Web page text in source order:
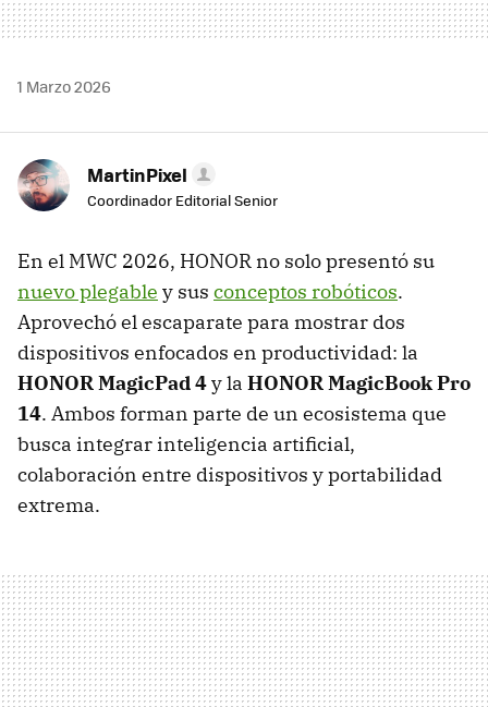
1 Marzo 2026
MartinPixel
Coordinador Editorial Senior
En el MWC 2026, HONOR no solo presentó su
nuevo plegable y sus conceptos robóticos.
Aprovechó el escaparate para mostrar dos
dispositivos enfocados en productividad: la
HONOR MagicPad 4y la HONOR MagicBook Pro
14. Ambos forman parte de un ecosistema que
busca integrar inteligencia artificial,
colaboración entre dispositivos y portabilidad
extrema.